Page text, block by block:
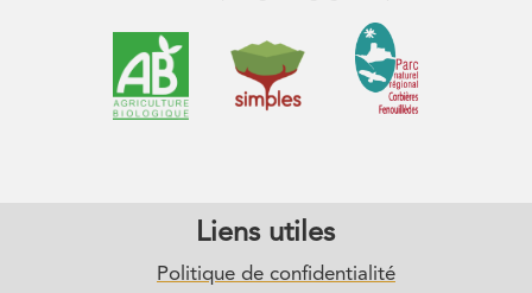
Liens utiles
Politique de confidentialité